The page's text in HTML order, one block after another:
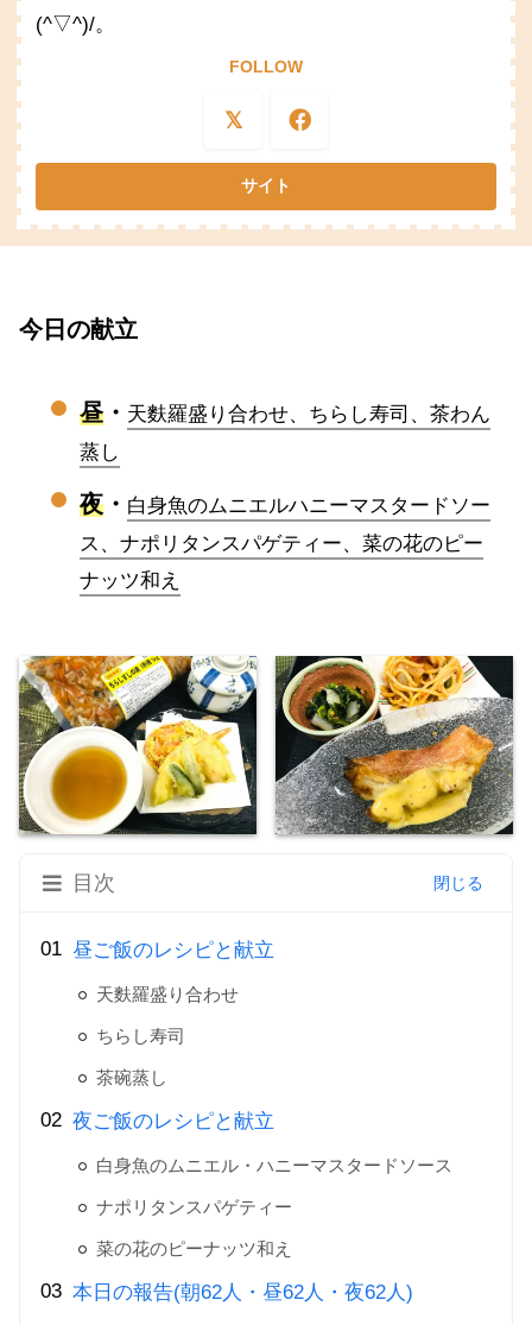
(^▽^)/。
FOLLOW
今日の献立
昼・ 天麩羅盛り合わせ、ちらし寿司、茶わん
蒸し
夜 ・ 白身魚のムニエルハニーマスタードソー
ス、ナポリタンスパゲティー、菜の花のピー
ナッツ和え
目次
昼ご飯のレシピと献立
天麩羅盛り合わせ
ちらし寿司
茶碗蒸し
夜ご飯のレシピと献立
白身魚のムニエル・ハニーマスタードソース
ナポリタンスパゲティー
菜の花のピーナッツ和え
本日の報告(朝62人・昼62人・夜62人)